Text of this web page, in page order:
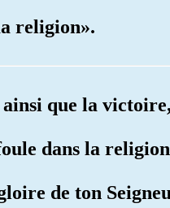
religion».
que la victoire,
dans la
de ton